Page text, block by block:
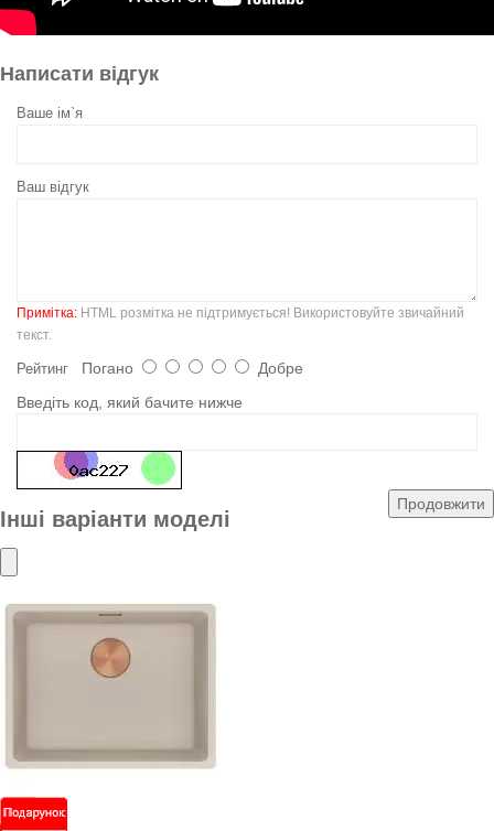
Написати відгук
Ваше ім`я
Ваш відгук
Примітка: HTML розмітка не підтримується! Використовуйте звичайний
текст.
Рейтинг Погано
Добре
Введіть код, який бачите нижче
Продовжити
Інші варіанти моделі